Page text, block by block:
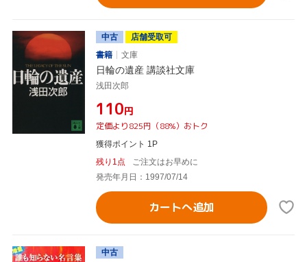
中古
店舗受取可
書籍
文庫
日輪の遺産 講談社文庫
浅田次郎
¥110円
定価より825円（88%）おトク
獲得ポイント 1P
残り1点
ご注文はお早めに
発売年月日：1997/07/14
カートへ追加
中古